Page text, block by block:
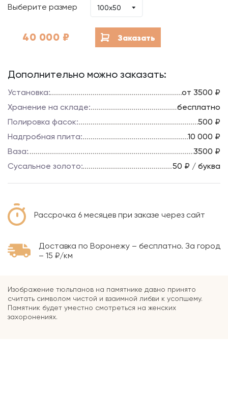
Выберите размер 100х50
40 000 ₽ Заказать
Дополнительно можно заказать:
Установка:
от 3500 ₽
Хранение на складе:
бесплатно
Полировка фасок:
500 ₽
Надгробная плита:
10 000 ₽
Ваза:
3500 ₽
Сусальное золото:
50 ₽ / буква
Рассрочка 6 месяцев при заказе через сайт
Доставка по Воронежу – бесплатно. За город
– 15 ₽/км
Изображение тюльпанов на памятнике давно принято
считать символом чистой и взаимной либви к усопшему.
Памятник будет уместно смотреться на женских
захоронениях.